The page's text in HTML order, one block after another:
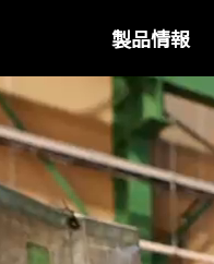
製品情報